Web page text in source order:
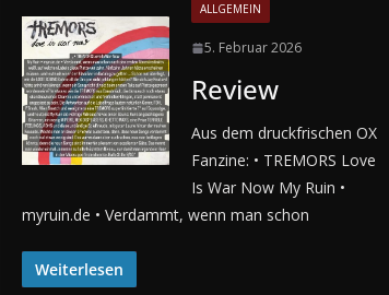
ALLGEMEIN
5. Februar 2026
Review
Aus dem druckfrischen OX
Fanzine: • TREMORS Love
Is War Now My Ruin •
myruin.de • Verdammt, wenn man schon
Weiterlesen